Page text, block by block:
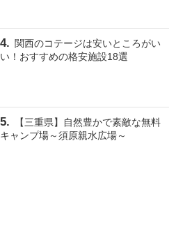
関西のコテージは安いところがい
い！おすすめの格安施設18選
【三重県】自然豊かで素敵な無料
キャンプ場～須原親水広場～